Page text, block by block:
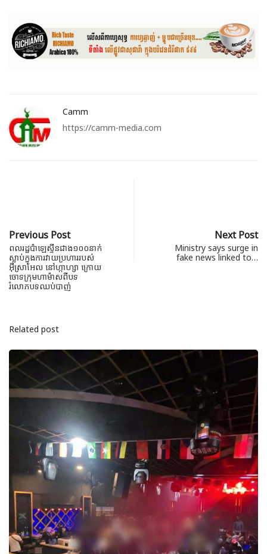
Camm
https://camm-media.com
Previous Post
ពលរដ្ឋប៉ាឡេស្ទីនជាង១០០នាក់
ស្លាប់ក្នុងការវាយប្រហាររបស់
អ៊ីស្រាអែល នៅហ្កាហ្សា ក្រោយ
ចោទក្រុមហាម៉ាសពីបទ
រំលោភបទឈប់បាញ់
Next Post
Ministry says surge in
fake news linked to…
Related post
អ៊ីរ៉